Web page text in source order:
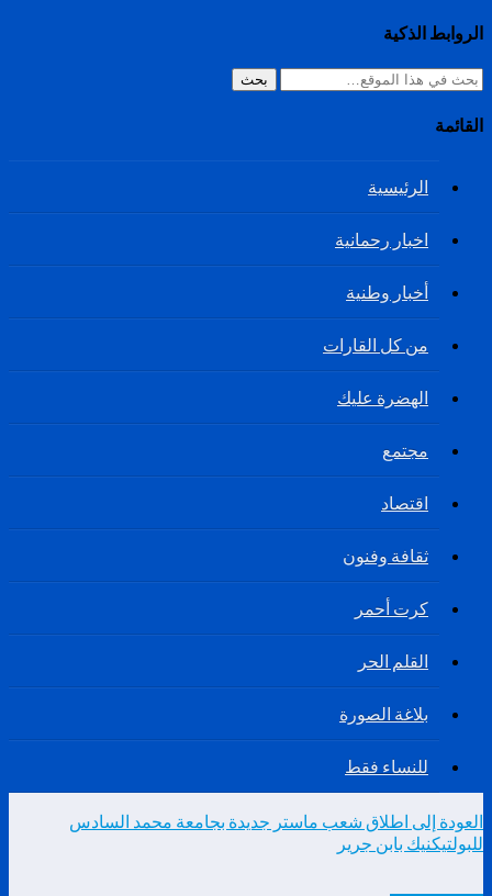
الروابط الذكية
بحث
القائمة
الرئيسية
اخبار رحمانية
أخبار وطنية
من كل القارات
الهضرة عليك
مجتمع
اقتصاد
ثقافة وفنون
كرت أحمر
القلم الحر
بلاغة الصورة
للنساء فقط
العودة إلى اطلاق شعب ماستر جديدة بجامعة محمد السادس
للبولتيكنيك بابن جرير